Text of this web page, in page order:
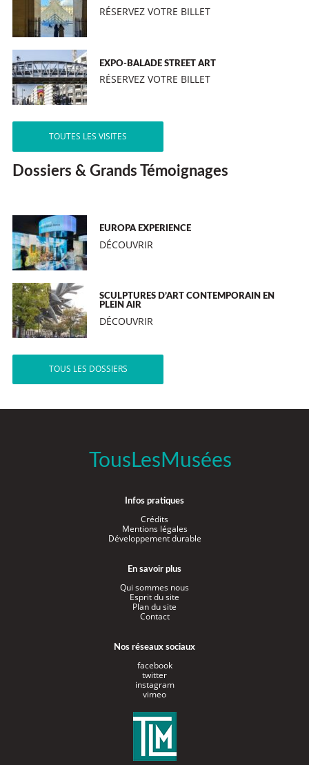
RÉSERVEZ VOTRE BILLET
EXPO-BALADE STREET ART
RÉSERVEZ VOTRE BILLET
TOUTES LES VISITES
Dossiers & Grands Témoignages
EUROPA EXPERIENCE
DÉCOUVRIR
SCULPTURES D’ART CONTEMPORAIN EN
PLEIN AIR
DÉCOUVRIR
TOUS LES DOSSIERS
TousLesMusées
Infos pratiques
Crédits
Mentions légales
Développement durable
En savoir plus
Qui sommes nous
Esprit du site
Plan du site
Contact
Nos réseaux sociaux
facebook
twitter
instagram
vimeo